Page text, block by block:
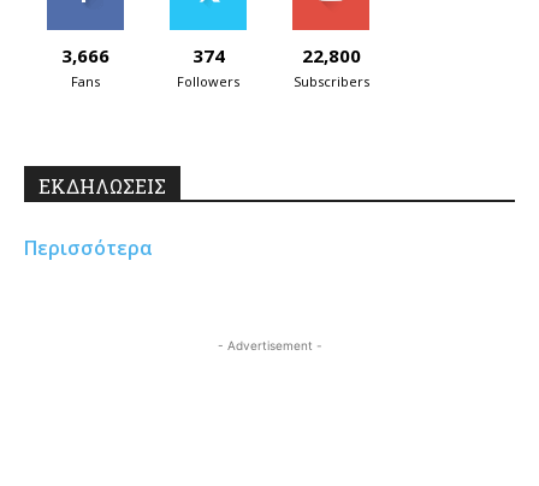
3,666
Fans
374
Followers
22,800
Subscribers
ΕΚΔΗΛΩΣΕΙΣ
Περισσότερα
- Advertisement -